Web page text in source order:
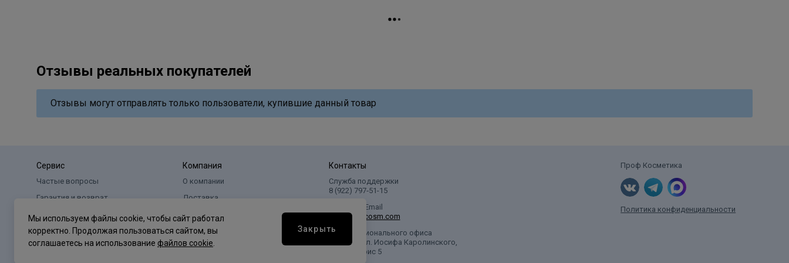
Отзывы реальных покупателей
Отзывы могут отправлять только пользователи, купившие данный товар
Сервис
Частые вопросы
Гарантия и возврат
Компания
О компании
Доставка
Реквизиты
Контакты
Служба поддержки
8 (922) 797‑51-15
Написать Email
info@profcosm.com
Адрес регионального офиса
г. Сургут, ул. Иосифа Каролинского,
дом 10, офис 5
Проф Косметика
Политика конфиденциальности
Мы используем файлы cookie, чтобы сайт работал
корректно. Продолжая пользоваться сайтом, вы
соглашаетесь на использование файлов cookie
Закрыть